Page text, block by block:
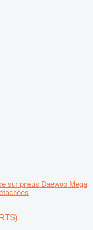
sur pneus Daewoo Mega